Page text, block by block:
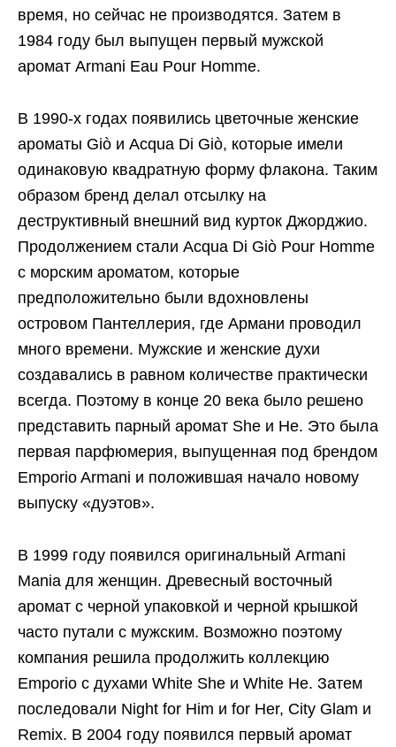
время, но сейчас не производятся. Затем в
1984 году был выпущен первый мужской
аромат Armani Eau Pour Homme.
В 1990-х годах появились цветочные женские
ароматы Giò и Acqua Di Giò, которые имели
одинаковую квадратную форму флакона. Таким
образом бренд делал отсылку на
деструктивный внешний вид курток Джорджио.
Продолжением стали Acqua Di Giò Pour Homme
с морским ароматом, которые
предположительно были вдохновлены
островом Пантеллерия, где Армани проводил
много времени. Мужские и женские духи
создавались в равном количестве практически
всегда. Поэтому в конце 20 века было решено
представить парный аромат She и He. Это была
первая парфюмерия, выпущенная под брендом
Emporio Armani и положившая начало новому
выпуску «дуэтов».
В 1999 году появился оригинальный Armani
Mania для женщин. Древесный восточный
аромат с черной упаковкой и черной крышкой
часто путали с мужским. Возможно поэтому
компания решила продолжить коллекцию
Emporio с духами White She и White He. Затем
последовали Night for Him и for Her, City Glam и
Remix. В 2004 году появился первый аромат